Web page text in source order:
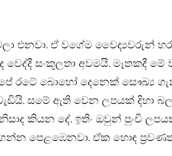
එනවා. ඒ වගේම වෛද්‍යවරුන්
සංකූලතා අවමයි. මෑතකදී
රටේ බොහෝ දෙනෙක් සෞඛ්‍ය
සමේ ඇති වෙන ලපයක් දිහා
කියන දේ. ඉතිං ඔවුන් පුංචි
පෙළඹෙනවා. ඒක හොඳ